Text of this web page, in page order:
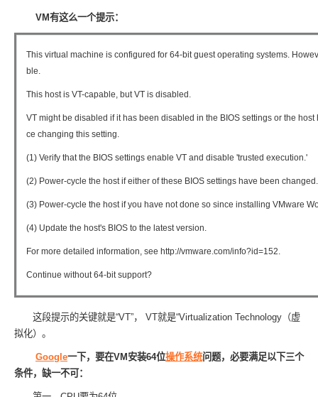
VM有这么一个提示：
This virtual machine is configured for 64-bit guest operating systems.
ble.
This host is VT-capable, but VT is disabled.
VT might be disabled if it has been disabled in the BIOS settings or the
ce changing this setting.
(1) Verify that the BIOS settings enable VT and disable 'trusted execution.'
(2) Power-cycle the host if either of these BIOS settings have been changed.
(3) Power-cycle the host if you have not done so since installing VMware
(4) Update the host's BIOS to the latest version.
For more detailed information, see http://vmware.com/info?id=152.
Continue without 64-bit support?
这段提示的关键就是“VT”， VT就是“Virtualization Technology（虚
拟化）。
Google一下，要在VM安装64位操作系统问题，必要满足以下三个
条件，缺一不可：